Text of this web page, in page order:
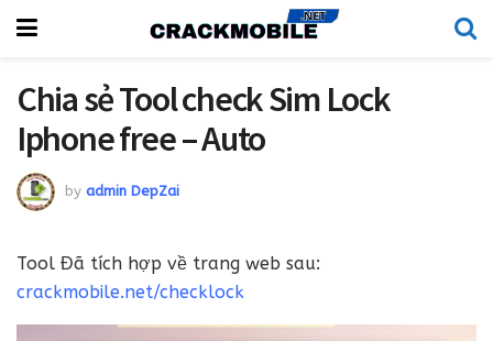
Chia sẻ Tool check Sim Lock
Iphone free – Auto
by admin DepZai
Tool Đã tích hợp về trang web sau:
crackmobile.net/checklock